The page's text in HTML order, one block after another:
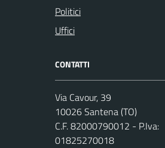
Politici
Uffici
CONTATTI
Via Cavour, 39
10026 Santena (TO)
C.F. 82000790012 - P.Iva:
01825270018